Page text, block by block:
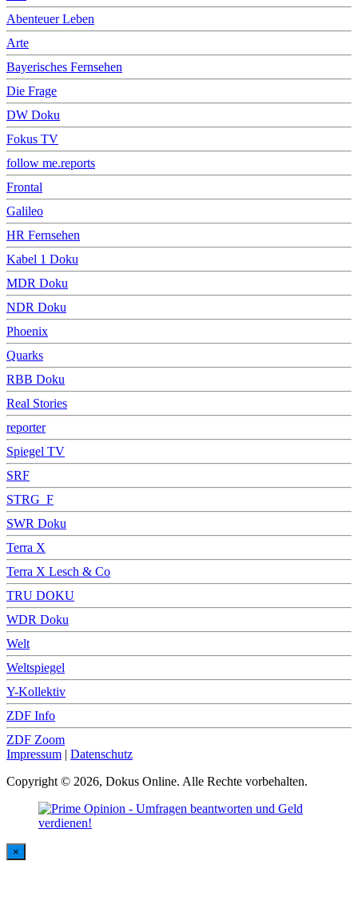
Abenteuer Leben
Arte
Bayerisches Fernsehen
Die Frage
DW Doku
Fokus TV
follow me.reports
Frontal
Galileo
HR Fernsehen
Kabel 1 Doku
MDR Doku
NDR Doku
Phoenix
Quarks
RBB Doku
Real Stories
reporter
Spiegel TV
SRF
STRG_F
SWR Doku
Terra X
Terra X Lesch & Co
TRU DOKU
WDR Doku
Welt
Weltspiegel
Y-Kollektiv
ZDF Info
ZDF Zoom
Impressum | Datenschutz
Copyright © 2026, Dokus Online. Alle Rechte vorbehalten.
×